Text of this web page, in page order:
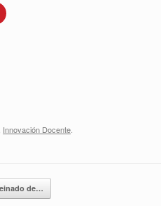
Innovación Docente
de…